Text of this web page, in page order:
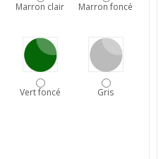
Marron clair Marron foncé
Vert foncé Gris